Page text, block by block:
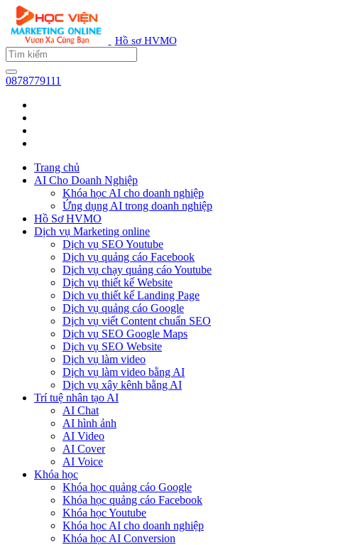
Hồ sơ HVMO
0878779111
Trang chủ
AI Cho Doanh Nghiệp
Khóa học AI cho doanh nghiệp
Ứng dụng AI trong doanh nghiệp
Hồ Sơ HVMO
Dịch vụ Marketing online
Dịch vụ SEO Youtube
Dịch vụ quảng cáo Facebook
Dịch vụ chạy quảng cáo Youtube
Dịch vụ thiết kế Website
Dịch vụ thiết kế Landing Page
Dịch vụ quảng cáo Google
Dịch vụ viết Content chuẩn SEO
Dịch vụ SEO Google Maps
Dịch vụ SEO Website
Dịch vụ làm video
Dịch vụ làm video bằng AI
Dịch vụ xây kênh bằng AI
Trí tuệ nhân tạo AI
AI Chat
AI hình ảnh
AI Video
AI Cover
AI Voice
Khóa học
Khóa học quảng cáo Google
Khóa học quảng cáo Facebook
Khóa học Youtube
Khóa học AI cho doanh nghiệp
Khóa học AI Conversion